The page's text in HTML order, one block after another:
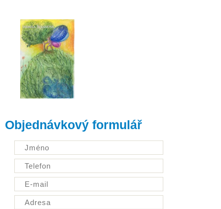
Objednávkový formulář